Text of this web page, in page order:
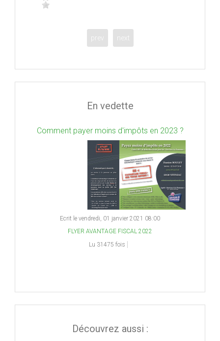
prev next
En vedette
Comment payer moins d'impôts en 2023 ?
Ecrit le vendredi, 01 janvier 2021 08:00
FLYER AVANTAGE FISCAL 2022
Lu 31475 fois
Découvrez aussi :